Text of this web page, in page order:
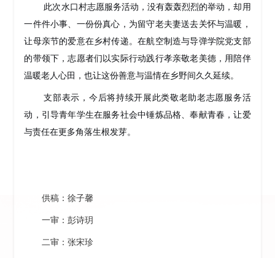
此次水口村志愿服务活动，没有轰轰烈烈的举动，却用
一件件小事、一份份真心，为留守老夫妻送去关怀与温暖，
让母亲节的爱意在乡村传递。在航空制造与导弹学院党支部
的带领下，志愿者们以实际行动践行孝亲敬老美德，用陪伴
温暖老人心田，也让这份善意与温情在乡野间久久延续。
支部表示，今后将持续开展此类敬老助老志愿服务活
动，引导青年学生在服务社会中锤炼品格、奉献青春，让爱
与责任在更多角落生根发芽。
供稿：徐子馨
一审：彭诗玥
二审：张宋珍